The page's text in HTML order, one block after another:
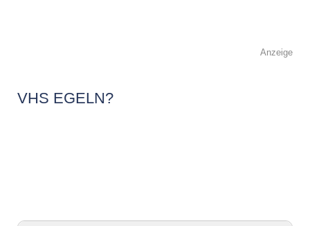
Anzeige
VHS EGELN?